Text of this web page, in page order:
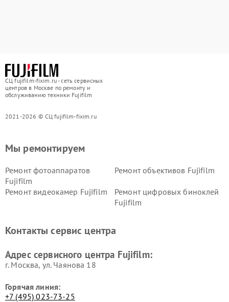
СЦ fujifilm-fixim.ru - сеть сервисных
центров в Москве по ремонту и
обслуживанию техники Fujifilm
2021-2026 © СЦ fujifilm-fixim.ru
Мы ремонтируем
Ремонт фотоаппаратов
Fujifilm
Ремонт объективов Fujifilm
Ремонт видеокамер Fujifilm
Ремонт цифровых биноклей
Fujifilm
Контакты сервис центра
Адрес сервисного центра Fujifilm:
г. Москва, ул. Чаянова 18
Горячая линия:
+7 (495) 023-73-25